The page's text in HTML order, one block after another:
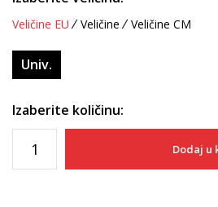
Veličine EU Veličine Veličine CM
Univ.
Izaberite količinu:
Dodaj u